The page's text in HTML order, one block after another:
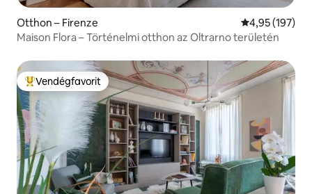
Otthon – Firenze Átlagos
4,95 (197)
Maison Flora – Történelmi otthon az Oltrarno területén
Kiemelt vendégfavorit
Vendégfavorit